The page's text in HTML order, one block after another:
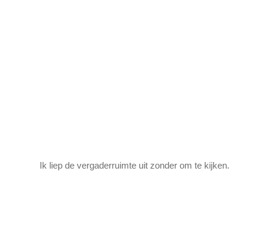
Ik liep de vergaderruimte uit zonder om te kijken.